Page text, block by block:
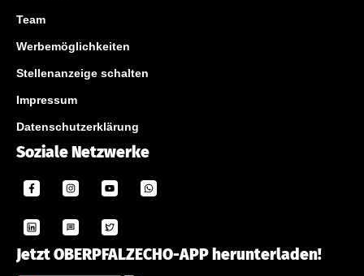
Team
Werbemöglichkeiten
Stellenanzeige schalten
Impressum
Datenschutzerklärung
Soziale Netzwerke
Jetzt OBERPFALZECHO-APP herunterladen!